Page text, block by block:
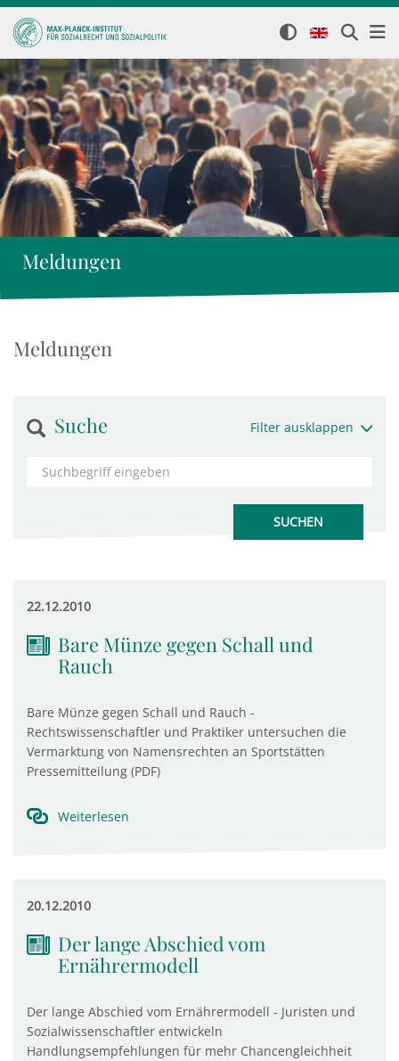
Meldungen
Meldungen
Suche Filter ausklappen
22.12.2010
Bare Münze gegen Schall und
Rauch
Bare Münze gegen Schall und Rauch -
Rechtswissenschaftler und Praktiker untersuchen die
Vermarktung von Namensrechten an Sportstätten
Pressemitteilung (PDF)
Weiterlesen
20.12.2010
Der lange Abschied vom
Ernährermodell
Der lange Abschied vom Ernährermodell - Juristen und
Sozialwissenschaftler entwickeln
Handlungsempfehlungen für mehr Chancengleichheit